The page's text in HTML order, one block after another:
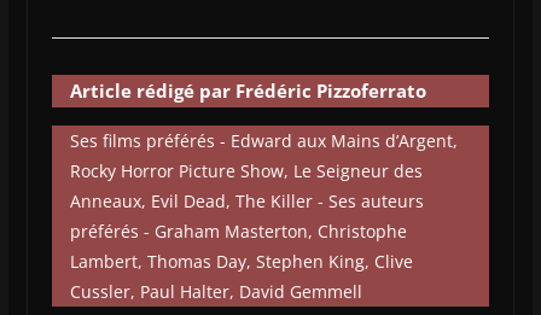
Article rédigé par Frédéric Pizzoferrato
Ses films préférés - Edward aux Mains d’Argent,
Rocky Horror Picture Show, Le Seigneur des
Anneaux, Evil Dead, The Killer - Ses auteurs
préférés - Graham Masterton, Christophe
Lambert, Thomas Day, Stephen King, Clive
Cussler, Paul Halter, David Gemmell